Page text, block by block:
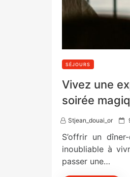
SÉJOURS
Vivez une
soirée
Stjean_douai_or
P
s
t
S’offrir un
inoubliable à
passer une…